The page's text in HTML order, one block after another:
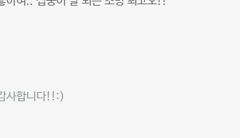
사합니다!!:)